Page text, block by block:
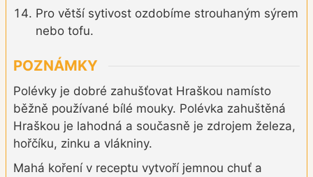
Pro větší sytivost ozdobíme strouhaným sýrem
nebo tofu.
POZNÁMKY
Polévky je dobré zahušťovat Hraškou namísto
běžně používané bílé mouky. Polévka zahuštěná
Hraškou je lahodná a současně je zdrojem železa,
hořčíku, zinku a vlákniny.
Mahá koření v receptu vytvoří jemnou chuť a